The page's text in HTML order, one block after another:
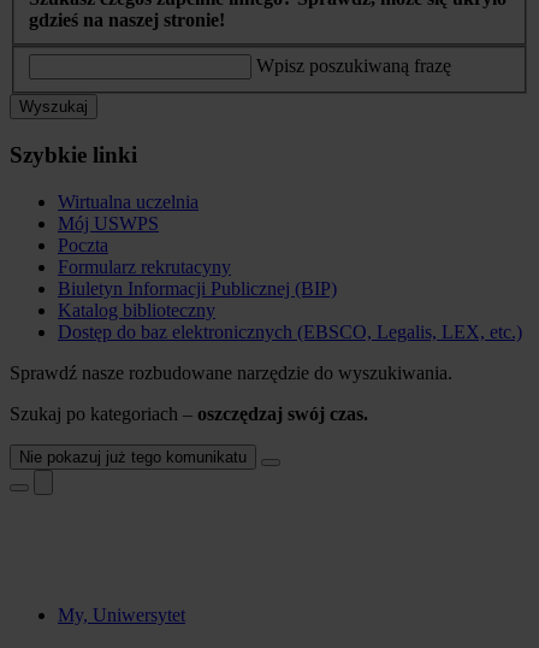
gdzieś na naszej stronie!
Wpisz poszukiwaną frazę
Wyszukaj
Szybkie linki
Wirtualna uczelnia
Mój USWPS
Poczta
Formularz rekrutacyny
Biuletyn Informacji Publicznej (BIP)
Katalog biblioteczny
Dostęp do baz elektronicznych (EBSCO, Legalis, LEX, etc.)
Sprawdź nasze rozbudowane narzędzie do wyszukiwania.
Szukaj po kategoriach – oszczędzaj swój czas.
Nie pokazuj już tego komunikatu
My, Uniwersytet